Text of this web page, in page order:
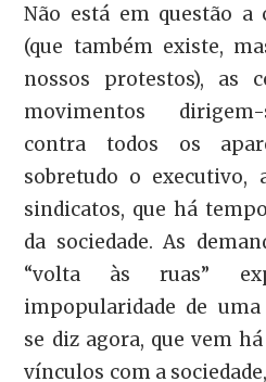
Não está em questão a
(que também existe,
nossos protestos), as
movimentos
contra todos os
sobretudo o executivo,
sindicatos, que há
da sociedade. As
“volta às ruas”
impopularidade de uma
se diz agora, que vem
vínculos com a